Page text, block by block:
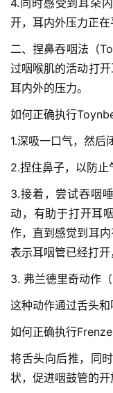
建
设
医
师
采
康
科
普
通
公
告
联
系
协
会
登录
4.同时感受到耳朵
开，耳内外压力正在
二、捏鼻吞咽法（
过咽喉肌的活动打
耳内外的压力。
如何正确执行
1.深吸一口气，然后
2.捏住鼻子，以防止
3.接着，尝试吞咽
动，有助于打开耳
作，直到感觉到耳内
表示耳咽管已经打开
3. 弗兰德里奇动作
这种动作通过舌头和
如何正确执行
将舌头向后推，同
状，促进咽鼓管的开